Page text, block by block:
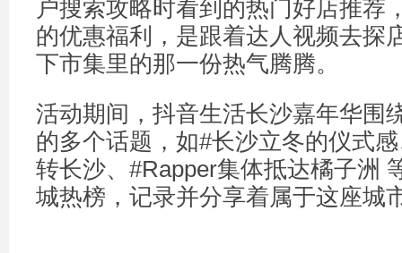
户搜索攻略时看到的热门好店推荐
的优惠福利，是跟着达人视频去探
下市集里的那一份热气腾腾。
活动期间，抖音生活长沙嘉年华围
的多个话题，如#长沙立冬的仪式
转长沙、#Rapper集体抵达橘子洲
城热榜，记录并分享着属于这座城